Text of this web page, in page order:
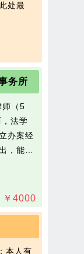
处最
务所
师（5
法学
办案经
，能…
￥ 4000
本人有